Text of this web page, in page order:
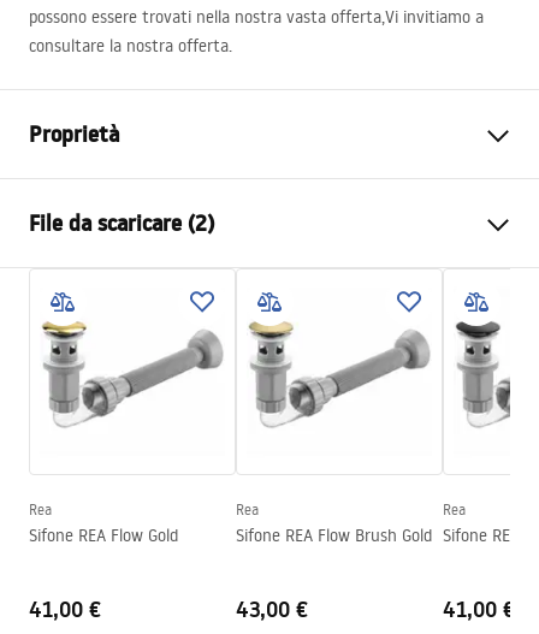
possono essere trovati nella nostra vasta offerta,Vi invitiamo a
consultare la nostra offerta.
Proprietà
Materiale
Colore
Bianco/Nero
Finitura
Lucido
Lunghezza
465
Larghezza
330mm
Altezza
135
Forma
Foro rubinetto
NO
File da scaricare (2)
Istruzioni di montaggio
Condizioni di garanzia
Rea
Sifone REA Flow Gold
41,00 €
Rea
Sifone REA Flow Brush Gold
43,00 €
Rea
Sifone REA
41,00 €